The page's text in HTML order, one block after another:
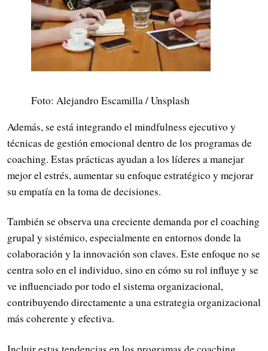
Foto: Alejandro Escamilla / Unsplash
Además, se está integrando el mindfulness ejecutivo y
técnicas de gestión emocional dentro de los programas de
coaching. Estas prácticas ayudan a los líderes a manejar
mejor el estrés, aumentar su enfoque estratégico y mejorar
su empatía en la toma de decisiones.
También se observa una creciente demanda por el coaching
grupal y sistémico, especialmente en entornos donde la
colaboración y la innovación son claves. Este enfoque no se
centra solo en el individuo, sino en cómo su rol influye y se
ve influenciado por todo el sistema organizacional,
contribuyendo directamente a una estrategia organizacional
más coherente y efectiva.